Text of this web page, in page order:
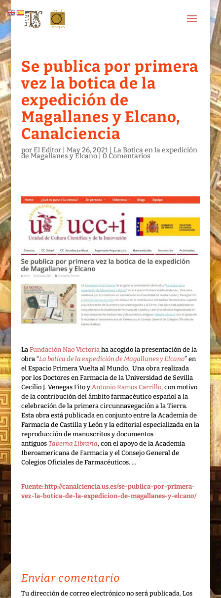
Se publica por primera
vez la botica de la
expedición de
Magallanes y Elcano,
Canalciencia
porEl Editor| May 26, 2021| La Botica en la expedición
de Magallanes y Elcano| 0 Comentarios
La Fundación Nao Victoria ha acogido la presentación de la
obra “La botica de la expedición de Magallanes y Elcano” en
el Espacio Primera Vuelta al Mundo. Una obra realizada
por los Doctores en Farmacia de la Universidad de Sevilla
Cecilio J. Venegas Fito yAntonio Ramos Carrillo, con motivo
de la contribución del ámbito farmacéutico español a la
celebración de la primera circunnavegación a la Tierra.
Esta obra está publicada en conjunto entre la Academia de
Farmacia de Castilla y León y la editorial especializada en la
reproducción de manuscritos y documentos
antiguos Taberna Libraria, con el apoyo de la Academia
Iberoamericana de Farmacia y el Consejo General de
Colegios Oficiales de Farmacéuticos. …
Fuente: http://canalciencia.us.es/se-publica-por-primera-
vez-la-botica-de-la-expedicion-de-magallanes-y-elcano/
Enviar comentario
Tu dirección de correo electrónico no será publicada. Los